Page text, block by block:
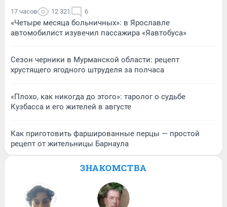
17 часов 12 321 6
«Четыре месяца больничных»: в Ярославле
автомобилист изувечил пассажира «Яавтобуса»
Сезон черники в Мурманской области: рецепт
хрустящего ягодного штруделя за полчаса
«Плохо, как никогда до этого»: таролог о судьбе
Кузбасса и его жителей в августе
Как приготовить фаршированные перцы — простой
рецепт от жительницы Барнаула
ЗНАКОМСТВА